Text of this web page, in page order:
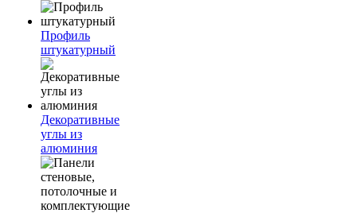
Профиль
штукатурный
Декоративные
углы из
алюминия